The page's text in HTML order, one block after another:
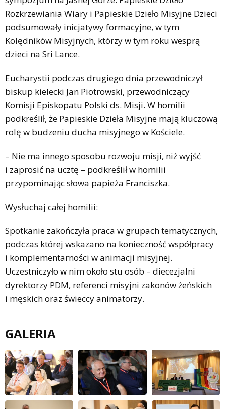
Rozkrzewiania Wiary i Papieskie Dzieło Misyjne Dzieci
podsumowały inicjatywy formacyjne, w tym
Kolędników Misyjnych, którzy w tym roku wesprą
dzieci na Sri Lance.
Eucharystii podczas drugiego dnia przewodniczył
biskup kielecki Jan Piotrowski, przewodniczący
Komisji Episkopatu Polski ds. Misji. W homilii
podkreślił, że Papieskie Dzieła Misyjne mają kluczową
rolę w budzeniu ducha misyjnego w Kościele.
– Nie ma innego sposobu rozwoju misji, niż wyjść
i zaprosić na ucztę – podkreślił w homilii
przypominając słowa papieża Franciszka.
Wysłuchaj całej homilii:
Spotkanie zakończyła praca w grupach tematycznych,
podczas której wskazano na konieczność współpracy
i komplementarności w animacji misyjnej.
Uczestniczyło w nim około stu osób – diecezjalni
dyrektorzy PDM, referenci misyjni zakonów żeńskich
i męskich oraz świeccy animatorzy.
GALERIA